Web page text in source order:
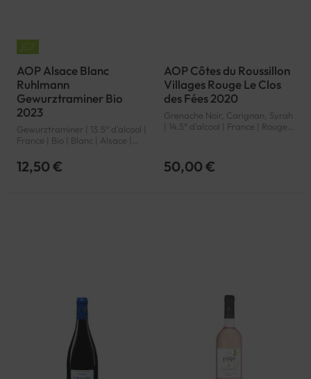
AOP Alsace Blanc
Ruhlmann
Gewurztraminer Bio
2023
Gewurztraminer | 13.5° d'alcool |
France | Bio | Blanc | Alsace |
12,50 €
AOP Côtes du Roussillon
Villages Rouge Le Clos
des Fées 2020
Grenache Noir, Carignan, Syrah
| 14.5° d'alcool | France | Rouge |
50,00 €